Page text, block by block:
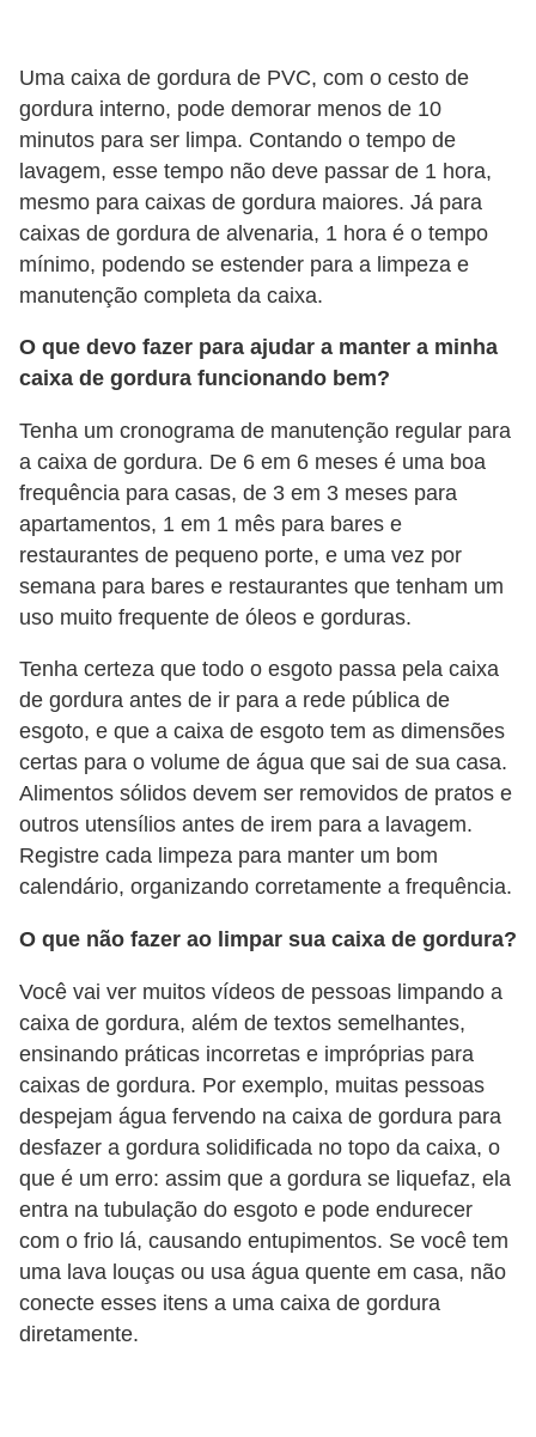
Uma caixa de gordura de PVC, com o cesto de
gordura interno, pode demorar menos de 10
minutos para ser limpa. Contando o tempo de
lavagem, esse tempo não deve passar de 1 hora,
mesmo para caixas de gordura maiores. Já para
caixas de gordura de alvenaria, 1 hora é o tempo
mínimo, podendo se estender para a limpeza e
manutenção completa da caixa.
O que devo fazer para ajudar a manter a minha
caixa de gordura funcionando bem?
Tenha um cronograma de manutenção regular para
a caixa de gordura. De 6 em 6 meses é uma boa
frequência para casas, de 3 em 3 meses para
apartamentos, 1 em 1 mês para bares e
restaurantes de pequeno porte, e uma vez por
semana para bares e restaurantes que tenham um
uso muito frequente de óleos e gorduras.
Tenha certeza que todo o esgoto passa pela caixa
de gordura antes de ir para a rede pública de
esgoto, e que a caixa de esgoto tem as dimensões
certas para o volume de água que sai de sua casa.
Alimentos sólidos devem ser removidos de pratos e
outros utensílios antes de irem para a lavagem.
Registre cada limpeza para manter um bom
calendário, organizando corretamente a frequência.
O que não fazer ao limpar sua caixa de gordura?
Você vai ver muitos vídeos de pessoas limpando a
caixa de gordura, além de textos semelhantes,
ensinando práticas incorretas e impróprias para
caixas de gordura. Por exemplo, muitas pessoas
despejam água fervendo na caixa de gordura para
desfazer a gordura solidificada no topo da caixa, o
que é um erro: assim que a gordura se liquefaz, ela
entra na tubulação do esgoto e pode endurecer
com o frio lá, causando entupimentos. Se você tem
uma lava louças ou usa água quente em casa, não
conecte esses itens a uma caixa de gordura
diretamente.